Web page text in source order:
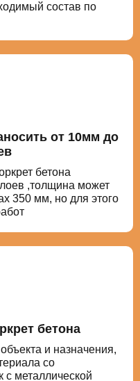
состав по
от 10мм до
бетона
,толщина может
350 мм, но для этого
бетона
и назначения,
со
с металлической